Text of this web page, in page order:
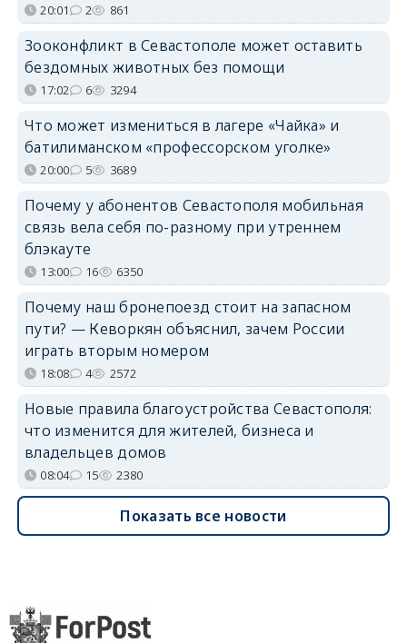
20:01 2 861
Зооконфликт в Севастополе может оставить
бездомных животных без помощи
17:02 6 3294
Что может измениться в лагере «Чайка» и
батилиманском «профессорском уголке»
20:00 5 3689
Почему у абонентов Севастополя мобильная
связь вела себя по-разному при утреннем
блэкауте
13:00 16 6350
Почему наш бронепоезд стоит на запасном
пути? — Кеворкян объяснил, зачем России
играть вторым номером
18:08 4 2572
Новые правила благоустройства Севастополя:
что изменится для жителей, бизнеса и
владельцев домов
08:04 15 2380
Показать все новости